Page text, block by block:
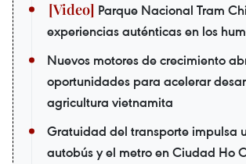
Parque Nacional Tram
experiencias auténticas en los
Nuevos motores de crecimiento
oportunidades para acelerar
agricultura vietnamita
Gratuidad del transporte impulsa
autobús y el metro en Ciudad Ho